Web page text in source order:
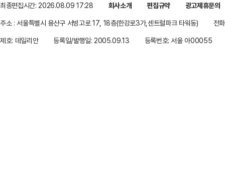
최종편집시간: 2026.08.09 17:28 회사소개 편집규약
광고제휴문의
주소 : 서울특별시 용산구 서빙고로 17, 18층(한강로3가,센트럴파크 타워동)
전
제호: 데일리안
등록일/발행일: 2005.09.13 등록번호: 서울 아00055